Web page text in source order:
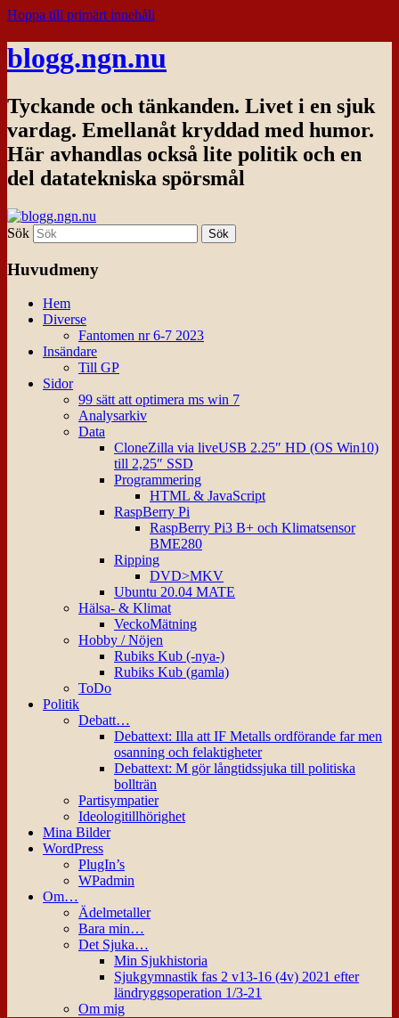
Hoppa till primärt innehåll
blogg.ngn.nu
Tyckande och tänkanden. Livet i en sjuk
vardag. Emellanåt kryddad med humor.
Här avhandlas också lite politik och en
del datatekniska spörsmål
Sök
Huvudmeny
Hem
Diverse
Fantomen nr 6-7 2023
Insändare
Till GP
Sidor
99 sätt att optimera ms win 7
Analysarkiv
Data
CloneZilla via liveUSB 2.25″ HD (OS Win10)
till 2,25″ SSD
Programmering
HTML & JavaScript
RaspBerry Pi
RaspBerry Pi3 B+ och Klimatsensor
BME280
Ripping
DVD>MKV
Ubuntu 20.04 MATE
Hälsa- & Klimat
VeckoMätning
Hobby / Nöjen
Rubiks Kub (-nya-)
Rubiks Kub (gamla)
ToDo
Politik
Debatt…
Debattext: Illa att IF Metalls ordförande far men
osanning och felaktigheter
Debattext: M gör långtidssjuka till politiska
bollträn
Partisympatier
Ideologitillhörighet
Mina Bilder
WordPress
PlugIn’s
WPadmin
Om…
Ädelmetaller
Bara min…
Det Sjuka…
Min Sjukhistoria
Sjukgymnastik fas 2 v13-16 (4v) 2021 efter
ländryggsoperation 1/3-21
Om mig